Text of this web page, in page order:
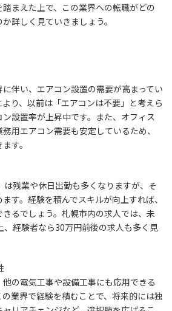
まえた上で、この業界への転職がどの
詳しく見ていきましょう。
伴い、エアコン設置の需要が高まってい
り、以前は「エアコンは不要」と考えら
設置率が上昇中です。また、オフィス
用エアコン需要も安定しているため、
す。
残業や休日出勤も多くなりますが、そ
す。経験を積んでスキルが向上すれば、
るでしょう。札幌市内の求人では、未
経験者なら30万円前後の求人も多く見
の電気工事や設備工事にも応用できる
業界で経験を積むことで、将来的には独